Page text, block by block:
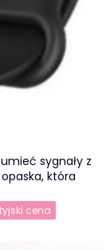
sygnały z
która
cena